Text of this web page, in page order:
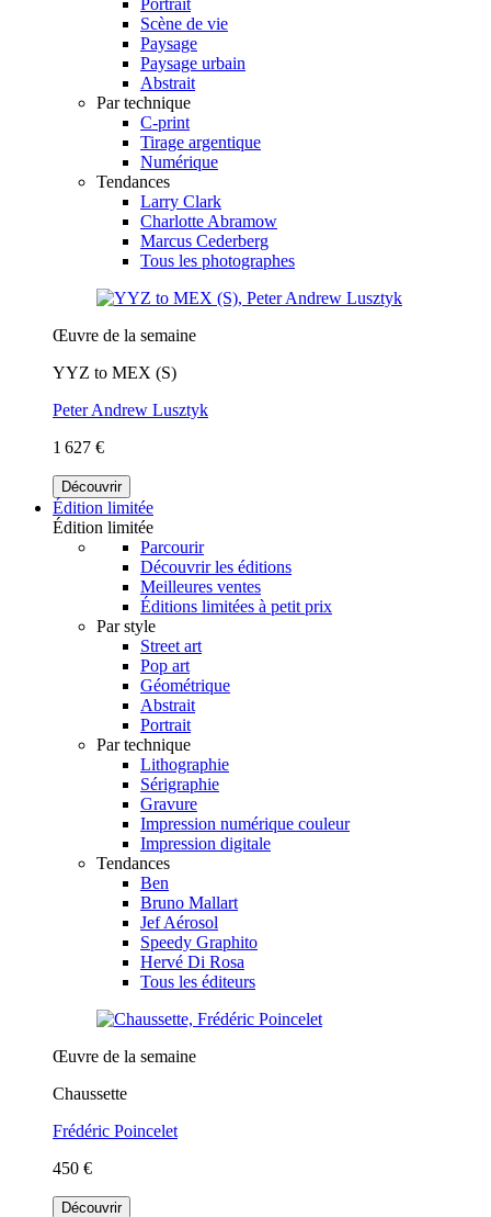
Scène de vie
Paysage
Paysage urbain
Abstrait
Par technique
C-print
Tirage argentique
Numérique
Tendances
Larry Clark
Charlotte Abramow
Marcus Cederberg
Tous les photographes
Œuvre de la semaine
YYZ to MEX (S)
Peter Andrew Lusztyk
1 627 €
Découvrir
Édition limitée
Édition limitée
Parcourir
Découvrir les éditions
Meilleures ventes
Éditions limitées à petit prix
Par style
Street art
Pop art
Géométrique
Abstrait
Portrait
Par technique
Lithographie
Sérigraphie
Gravure
Impression numérique couleur
Impression digitale
Tendances
Ben
Bruno Mallart
Jef Aérosol
Speedy Graphito
Hervé Di Rosa
Tous les éditeurs
Œuvre de la semaine
Chaussette
Frédéric Poincelet
450 €
Découvrir